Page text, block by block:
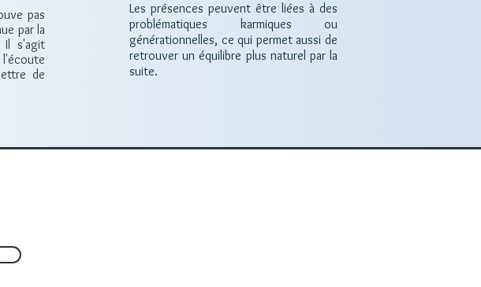
pas
par la
Il s'agit
de
Les présences peuvent être liées à des
problématiques karmiques ou
générationnelles, ce qui permet aussi de
retrouver un équilibre plus naturel par la
suite.